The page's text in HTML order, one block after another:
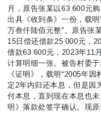
月，原告张某以63 600元
出具《收到条》一份，载
万叁仟陆佰元整”。原告张
15日偿还借款25 000元，
借款63 600元，2023年11
计算明细一张。被告村委
《证明》，载明“2005年
定2年内归还本息，但是因
付本息，直到现在本息也
明》落款处签字确认。现